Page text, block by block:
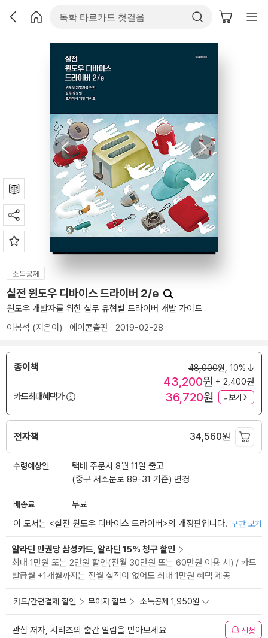
소득공제
실전 윈도우 디바이스 드라이버 2/e
윈도우 개발자를 위한 실무 유형별 드라이버 개발 가이드
이봉석 (지은이) 에이콘출판 2019-02-28
종이책 48,000원, 10%
43,200원 + 2,400원
카드최대혜택가
36,720원 더보기
전자책 34,560원
수령예상일
택배 주문시 8월 11일 출고
(중구 서소문로 89-31 기준) 변경
배송료
무료
이 도서는 <실전 윈도우 디바이스 드라이버>의 개정판입니다. 구판 보기
알라딘 만권당 삼성카드, 알라딘 15% 청구 할인
최대 1만원 또는 2만원 할인(전월 30만원 또는 60만원 이용 시) / 카드
발급월 +1개월까지는 전월 실적이 없어도 최대 1만원 혜택 제공
카드/간편결제 할인 무이자 할부 소득공제 1,950원
관심 저자, 시리즈의 출간 알림을 받아보세요 신청